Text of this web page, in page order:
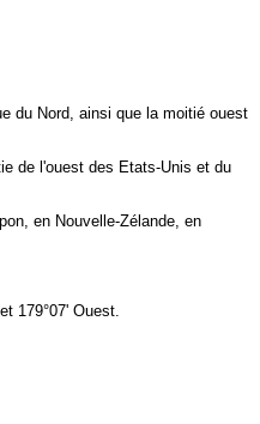
du Nord, ainsi que la moitié ouest
de l'ouest des Etats-Unis et du
en Nouvelle-Zélande, en
179°07' Ouest.